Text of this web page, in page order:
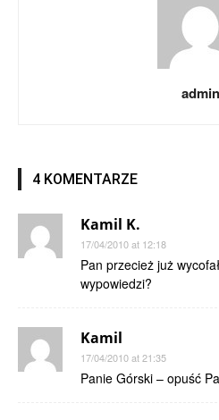
admin
4 KOMENTARZE
Kamil K.
17/04/2010 at 12:18
Pan przecież już
wypowiedzi?
Kamil
17/04/2010 at 21:35
Panie Górski – opuść